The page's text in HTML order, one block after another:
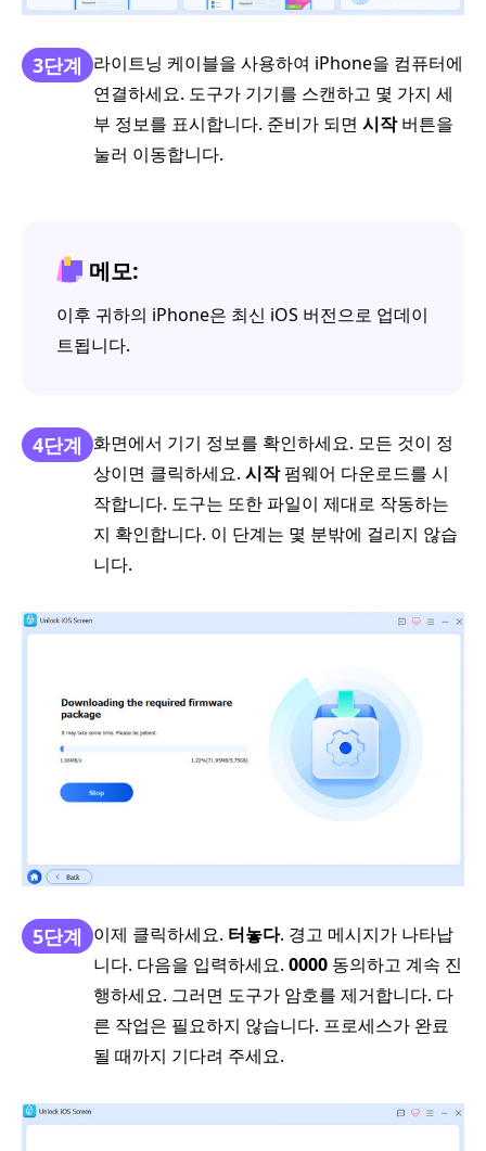
3단계 라이트닝 케이블을 사용하여 iPhone을 컴퓨터에
연결하세요. 도구가 기기를 스캔하고 몇 가지 세
부 정보를 표시합니다. 준비가 되면 시작버튼을
눌러 이동합니다.
메모:
이후 귀하의 iPhone은 최신 iOS 버전으로 업데이
트됩니다.
4단계 화면에서 기기 정보를 확인하세요. 모든 것이 정
상이면 클릭하세요. 시작펌웨어 다운로드를 시
작합니다. 도구는 또한 파일이 제대로 작동하는
지 확인합니다. 이 단계는 몇 분밖에 걸리지 않습
니다.
5단계 이제 클릭하세요. 터놓다. 경고 메시지가 나타납
니다. 다음을 입력하세요. 0000 동의하고 계속 진
행하세요. 그러면 도구가 암호를 제거합니다. 다
른 작업은 필요하지 않습니다. 프로세스가 완료
될 때까지 기다려 주세요.